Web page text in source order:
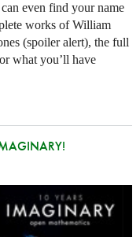
even find your name
works of William
(spoiler alert), the full
what you’ll have